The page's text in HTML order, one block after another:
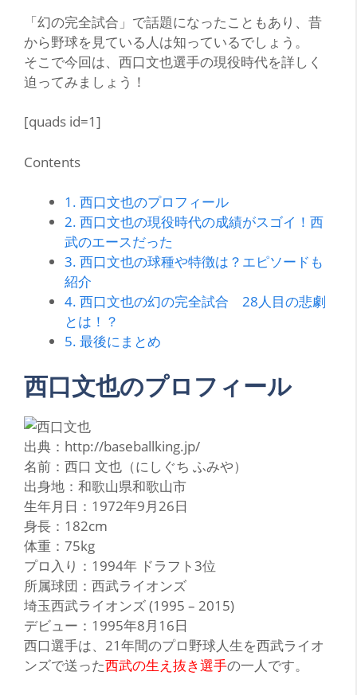
「幻の完全試合」 で話題になったこともあり、昔
から野球を見ている人は知っているでしょう。
そこで今回は、西口文也選手の現役時代を詳しく
迫ってみましょう！
[quads id=1]
Contents
1. 西口文也のプロフィール
2. 西口文也の現役時代の成績がスゴイ！西
武のエースだった
3. 西口文也の球種や特徴は？エピソードも
紹介
4. 西口文也の幻の完全試合 28人目の悲劇
とは！？
5. 最後にまとめ
西口文也のプロフィール
出典：http://baseballking.jp/
名前：西口 文也（にしぐち ふみや）
出身地：和歌山県和歌山市
生年月日：1972年9月26日
身長：182cm
体重：75kg
プロ入り：1994年 ドラフト3位
所属球団：西武ライオンズ
埼玉西武ライオンズ (1995 – 2015)
デビュー：1995年8月16日
西口選手は、21年間のプロ野球人生を西武ライオ
ンズで送った西武の生え抜き選手の一人です。